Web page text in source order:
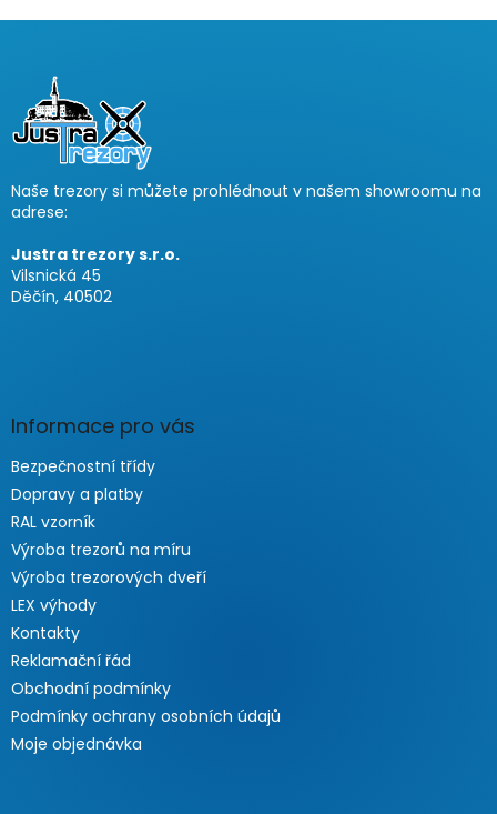
a
Naše trezory si můžete prohlédnout v našem showroomu na
adrese:
Justra trezory s.r.o.
Vilsnická 45
Děčín, 40502
Informace pro vás
Bezpečnostní třídy
Dopravy a platby
RAL vzorník
Výroba trezorů na míru
Výroba trezorových dveří
LEX výhody
Kontakty
Reklamační řád
Obchodní podmínky
Podmínky ochrany osobních údajů
Moje objednávka